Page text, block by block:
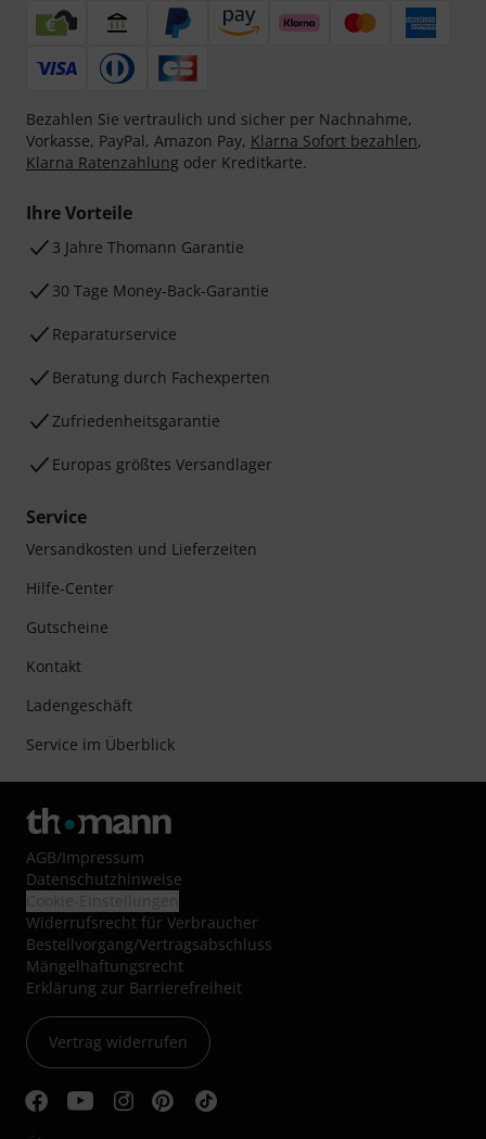
Bezahlen Sie vertraulich und sicher per Nachnahme,
Vorkasse, PayPal, Amazon Pay, Klarna Sofort bezahlen,
Klarna Ratenzahlung oder Kreditkarte.
Ihre Vorteile
3 Jahre Thomann Garantie
30 Tage Money-Back-Garantie
Reparaturservice
Beratung durch Fachexperten
Zufriedenheitsgarantie
Europas größtes Versandlager
Service
Versandkosten und Lieferzeiten
Hilfe-Center
Gutscheine
Kontakt
Ladengeschäft
Service im Überblick
AGB/Impressum
Datenschutzhinweise
Widerrufsrecht für Verbraucher
Bestellvorgang/Vertragsabschluss
Mängelhaftungsrecht
Erklärung zur Barrierefreiheit
Vertrag widerrufen